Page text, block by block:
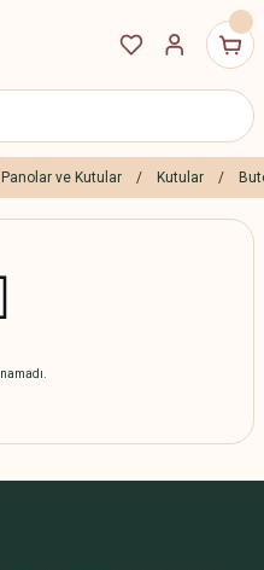
Panolar ve Kutular Kutular